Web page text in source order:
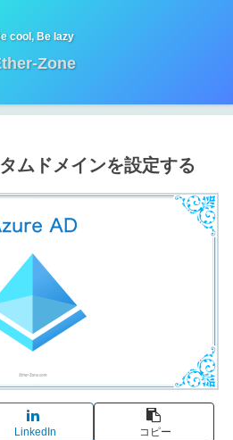
cool, Be lazy
Zone
ムドメインを設定する
LinkedIn コピー